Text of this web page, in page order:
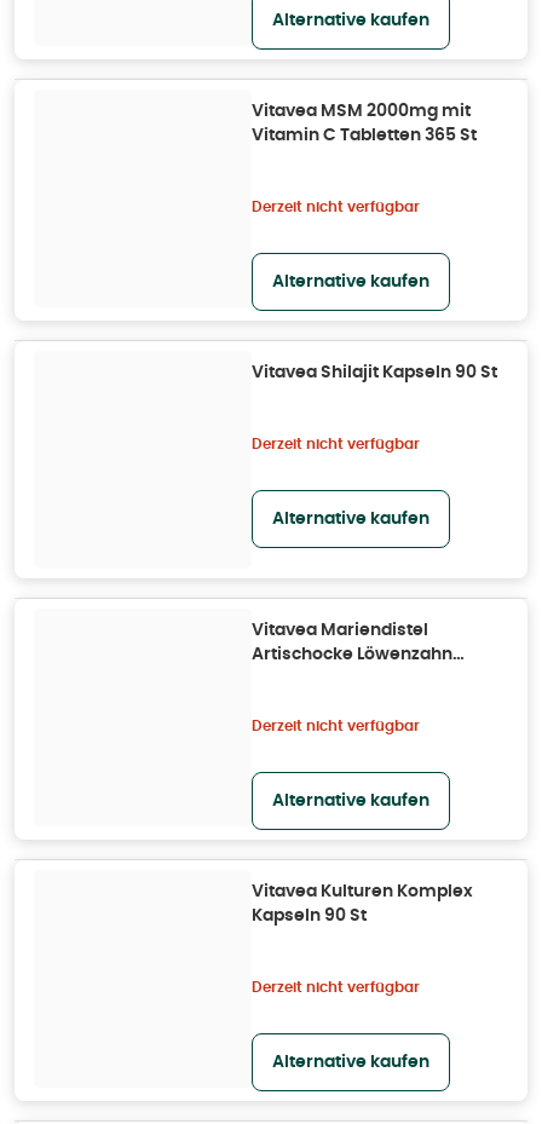
Alternative kaufen
Vitavea MSM 2000mg mit
Vitamin C Tabletten 365 St
Derzeit nicht verfügbar
Alternative kaufen
Vitavea Shilajit Kapseln 90 St
Derzeit nicht verfügbar
Alternative kaufen
Vitavea Mariendistel
Artischocke Löwenzahn
Derzeit nicht verfügbar
Alternative kaufen
Vitavea Kulturen Komplex
Kapseln 90 St
Derzeit nicht verfügbar
Alternative kaufen